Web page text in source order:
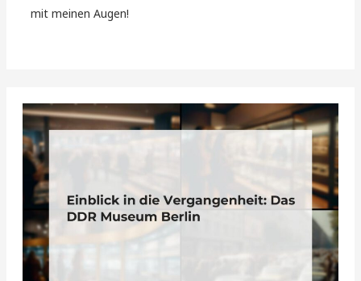
mit meinen Augen!